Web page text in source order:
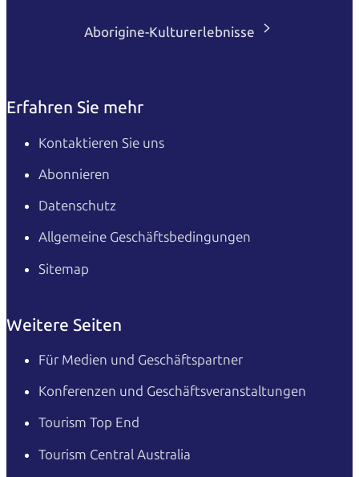
Aborigine-Kulturerlebnisse
Erfahren Sie mehr
Kontaktieren Sie uns
Abonnieren
Datenschutz
Allgemeine Geschäftsbedingungen
Sitemap
Weitere Seiten
Für Medien und Geschäftspartner
Konferenzen und Geschäftsveranstaltungen
Tourism Top End
Tourism Central Australia